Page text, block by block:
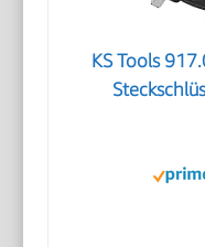
KS Tools